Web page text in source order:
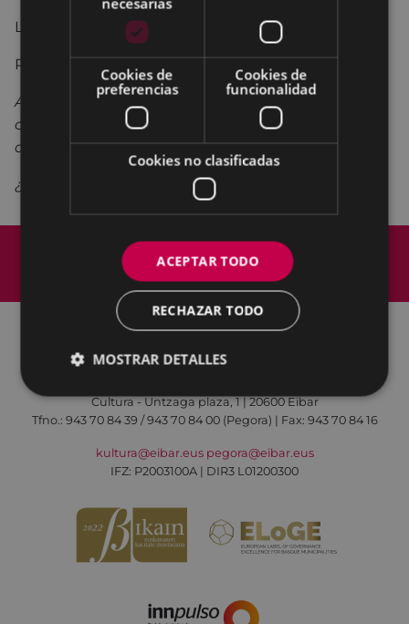
Lur Korta. Ipuin dantza
Para niños y niñas mayores de 3 años
Aurorita va por ahí con su maleta, en la que lleva
cuentos especiales y divertidos; tiene más de una
aventura preparada para ti.
¿Vienes a escuchar y participar?
Mapa del Sitio
Aviso legal
Política de cookies
Contacto
Accesibilidad
Todas las redes sociales del Ayuntamiento
Cultura - Untzaga plaza, 1 | 20600 Eibar
Tfno.: 943 70 84 39 / 943 70 84 00 (Pegora) | Fax: 943 70 84 16
kultura@eibar.eus pegora@eibar.eus
IFZ: P2003100A | DIR3 L01200300
Cookies de
preferencias
Cookies de
funcionalidad
Cookies no clasificadas
ACEPTAR TODO
RECHAZAR TODO
MOSTRAR DETALLES